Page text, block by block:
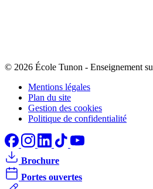
© 2026 École Tunon - Enseignement
Mentions légales
Plan du site
Gestion des cookies
Politique de confidentialité
Brochure
Portes ouvertes